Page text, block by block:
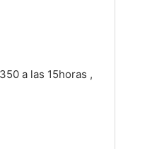
a las 15horas ,